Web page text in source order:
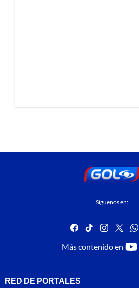
Síguenos en:
facebook
tiktok
Más contenido en
RED DE PORTALES